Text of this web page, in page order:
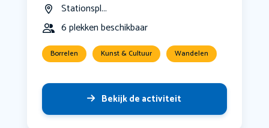
Stationspl...
6 plekken beschikbaar
Borrelen Kunst & Cultuur Wandelen
Bekijk de activiteit